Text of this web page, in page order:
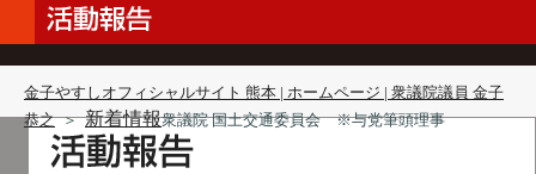
金子やすしオフィシャルサイト 熊本 | ホームページ | 衆議院議員 金子
恭之 ＞ 新着情報衆議院 国土交通委員会 ※与党筆頭理事